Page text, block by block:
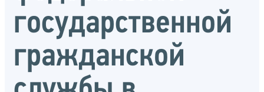
государственной
гражданской